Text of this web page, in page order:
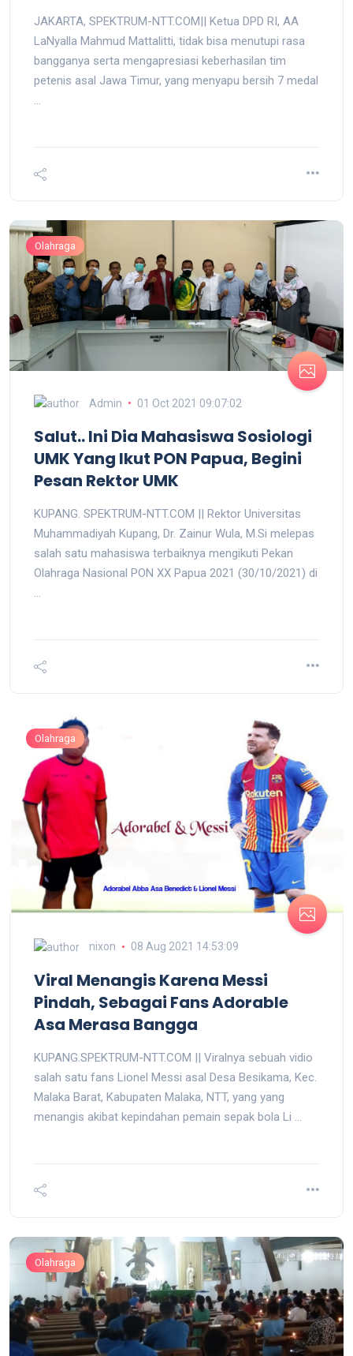
JAKARTA, SPEKTRUM-NTT.COM|| Ketua DPD RI, AA
LaNyalla Mahmud Mattalitti, tidak bisa menutupi rasa
bangganya serta mengapresiasi keberhasilan tim
petenis asal Jawa Timur, yang menyapu bersih 7 medal
...
Olahraga
Admin 01 Oct 2021 09:07:02
Salut.. Ini Dia Mahasiswa Sosiologi
UMK Yang Ikut PON Papua, Begini
Pesan Rektor UMK
KUPANG. SPEKTRUM-NTT.COM || Rektor Universitas
Muhammadiyah Kupang, Dr. Zainur Wula, M.Si melepas
salah satu mahasiswa terbaiknya mengikuti Pekan
Olahraga Nasional PON XX Papua 2021 (30/10/2021) di
...
Olahraga
nixon 08 Aug 2021 14:53:09
Viral Menangis Karena Messi
Pindah, Sebagai Fans Adorable
Asa Merasa Bangga
KUPANG.SPEKTRUM-NTT.COM || Viralnya sebuah vidio
salah satu fans Lionel Messi asal Desa Besikama, Kec.
Malaka Barat, Kabupaten Malaka, NTT, yang yang
menangis akibat kepindahan pemain sepak bola Li ...
Olahraga